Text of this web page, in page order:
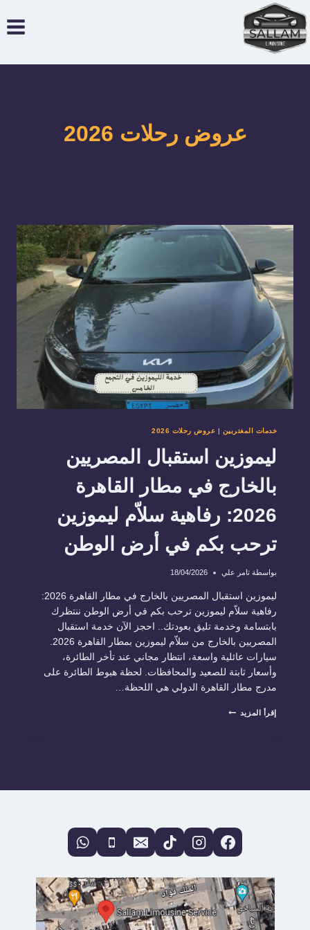
التجاوز
إلى
المحتوى
عروض رحلات 2026
خدمات المغتربين | عروض رحلات 2026
ليموزين استقبال المصريين
بالخارج في مطار القاهرة
2026: رفاهية سلاّم ليموزين
ترحب بكم في أرض الوطن
بواسطة تامر علي 18/04/2026
ليموزين استقبال المصريين بالخارج في مطار القاهرة 2026:
رفاهية سلاّم ليموزين ترحب بكم في أرض الوطن ننتظرك
بابتسامة وخدمة تليق بعودتك.. احجز الآن خدمة استقبال
المصريين بالخارج من سلاّم ليموزين بمطار القاهرة 2026.
سيارات عائلية واسعة، انتظار مجاني عند تأخر الطائرة،
وأسعار ثابتة للصعيد والمحافظات. لحظة هبوط الطائرة على
مدرج مطار القاهرة الدولي هي اللحظة…
إقرأ المزيد ليموزين
2026:
ليموزين
ترحب
بكم
الوطن